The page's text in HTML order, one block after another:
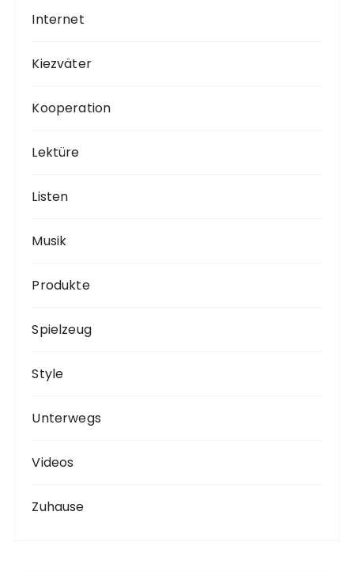
Internet
Kiezväter
Kooperation
Lektüre
Listen
Musik
Produkte
Spielzeug
Style
Unterwegs
Videos
Zuhause